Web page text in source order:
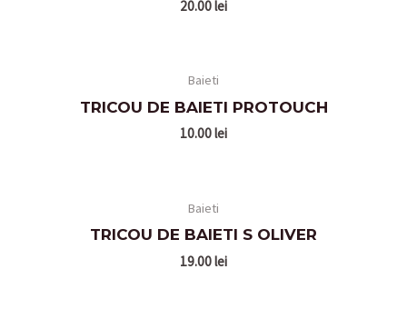
20.00lei
Baieti
TRICOU DE BAIETI PROTOUCH
10.00lei
Baieti
TRICOU DE BAIETI S OLIVER
19.00lei